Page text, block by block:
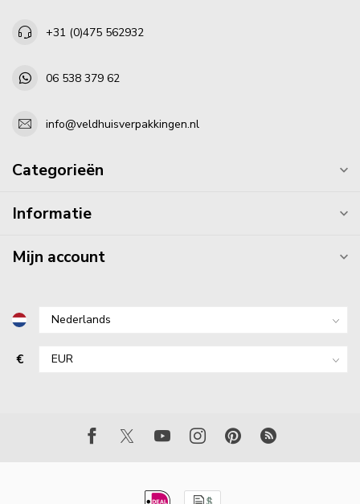
+31 (0)475 562932
06 538 379 62
info@veldhuisverpakkingen.nl
Categorieën
Informatie
Mijn account
€